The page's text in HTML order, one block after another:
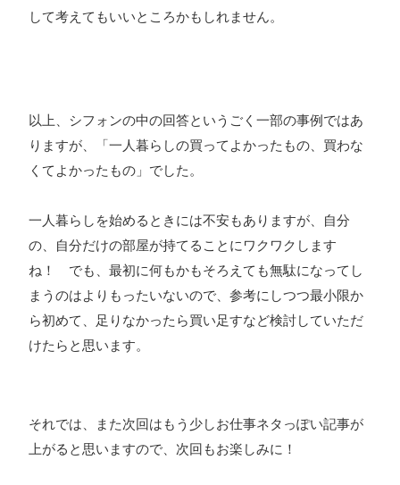
して考えてもいいところかもしれません。
以上、シフォンの中の回答というごく一部の事例ではあ
りますが、「一人暮らしの買ってよかったもの、買わな
くてよかったもの」でした。
一人暮らしを始めるときには不安もありますが、自分
の、自分だけの部屋が持てることにワクワクします
ね！ でも、最初に何もかもそろえても無駄になってし
まうのはよりもったいないので、参考にしつつ最小限か
ら初めて、足りなかったら買い足すなど検討していただ
けたらと思います。
それでは、また次回はもう少しお仕事ネタっぽい記事が
上がると思いますので、次回もお楽しみに！